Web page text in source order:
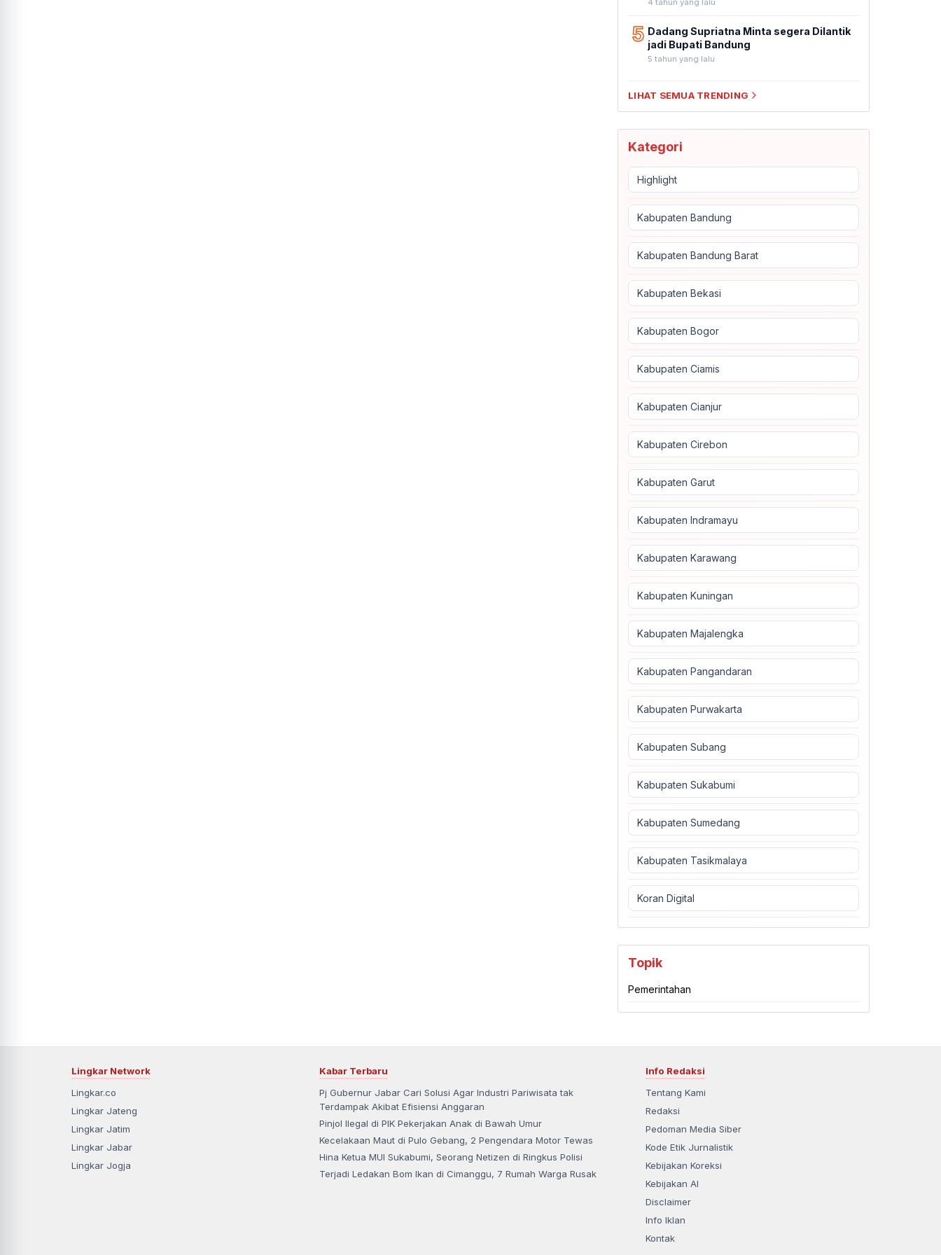
4 tahun yang lalu
5 Dadang Supriatna Minta segera Dilantik
jadi Bupati Bandung
5 tahun yang lalu
LIHAT SEMUA TRENDING
Kategori
Highlight
Kabupaten Bandung
Kabupaten Bandung Barat
Kabupaten Bekasi
Kabupaten Bogor
Kabupaten Ciamis
Kabupaten Cianjur
Kabupaten Cirebon
Kabupaten Garut
Kabupaten Indramayu
Kabupaten Karawang
Kabupaten Kuningan
Kabupaten Majalengka
Kabupaten Pangandaran
Kabupaten Purwakarta
Kabupaten Subang
Kabupaten Sukabumi
Kabupaten Sumedang
Kabupaten Tasikmalaya
Koran Digital
Topik
Pemerintahan
Lingkar Network
Lingkar.co
Lingkar Jateng
Lingkar Jatim
Lingkar Jabar
Lingkar Jogja
Kabar Terbaru
Pj Gubernur Jabar Cari Solusi Agar Industri Pariwisata tak
Terdampak Akibat Efisiensi Anggaran
Pinjol Ilegal di PIK Pekerjakan Anak di Bawah Umur
Kecelakaan Maut di Pulo Gebang, 2 Pengendara Motor Tewas
Hina Ketua MUI Sukabumi, Seorang Netizen di Ringkus Polisi
Terjadi Ledakan Bom Ikan di Cimanggu, 7 Rumah Warga Rusak
Info Redaksi
Tentang Kami
Redaksi
Pedoman Media Siber
Kode Etik Jurnalistik
Kebijakan Koreksi
Kebijakan AI
Disclaimer
Info Iklan
Kontak